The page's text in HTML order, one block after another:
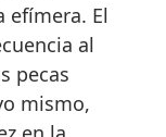
efímera. El
al
pecas
mismo,